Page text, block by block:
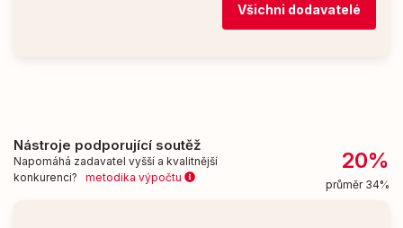
Všichni dodavatelé
Nástroje podporující soutěž
Napomáhá zadavatel vyšší a kvalitnější
konkurenci? metodika výpočtu
20%
průměr 34%